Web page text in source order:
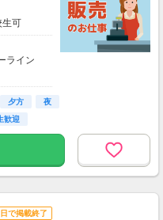
可
以上
生可
上
生可
上
生可
以上
校生不可
ライン
ライン
イン
夕方
夜
歓迎
で掲載終了